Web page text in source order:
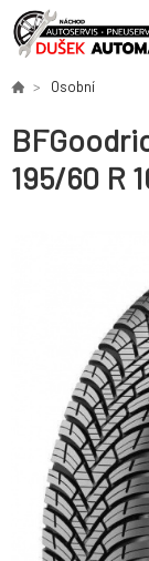
Osobní
195/60 R